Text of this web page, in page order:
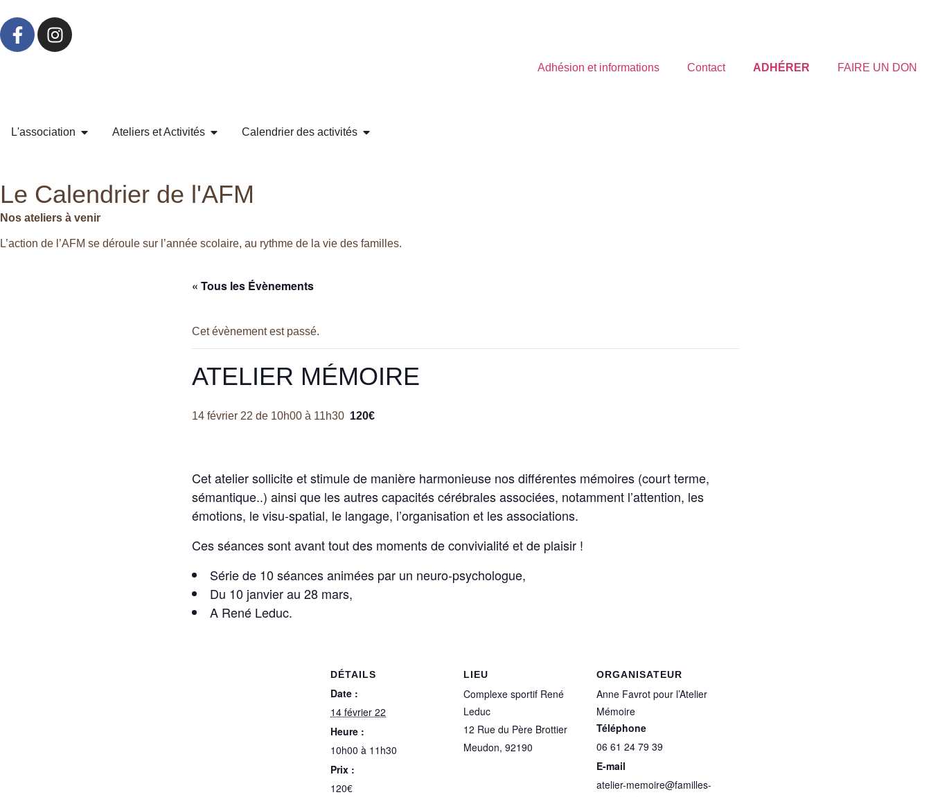
Adhésion et informations Contact ADHÉRER FAIRE UN DON
L'association Ateliers et Activités Calendrier des activités
Le Calendrier de l'AFM
Nos ateliers à venir
L’action de l’AFM se déroule sur l’année scolaire, au rythme de la vie des familles.
« Tous les Évènements
Cet évènement est passé.
ATELIER MÉMOIRE
14 février 22 de 10h00 à 11h30 120€
Cet atelier sollicite et stimule de manière harmonieuse nos différentes mémoires (court terme,
sémantique..) ainsi que les autres capacités cérébrales associées, notamment l’attention, les
émotions, le visu-spatial, le langage, l’organisation et les associations.
Ces séances sont avant tout des moments de convivialité et de plaisir !
Série de 10 séances animées par un neuro-psychologue,
Du 10 janvier au 28 mars,
A René Leduc.
DÉTAILS
Date :
14 février 22
Heure :
10h00 à 11h30
Prix :
120€
LIEU
Complexe sportif René
Leduc
12 Rue du Père Brottier
Meudon, 92190
ORGANISATEUR
Anne Favrot pour l’Atelier
Mémoire
Téléphone
06 61 24 79 39
E-mail
atelier-memoire@familles-